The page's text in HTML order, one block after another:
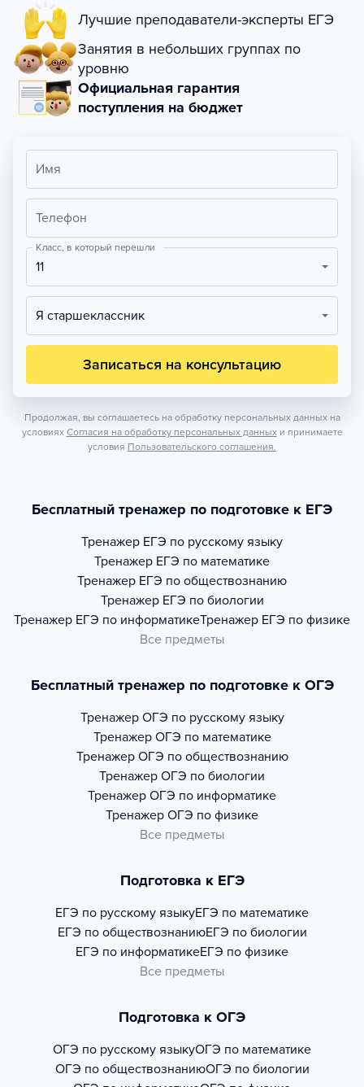
Лучшие преподаватели-эксперты ЕГЭ
Занятия в небольших группах по
уровню
Официальная гарантия
поступления на бюджет
Имя
Телефон
Класс, в который перешли
11
Я старшеклассник
Записаться на консультацию
Продолжая, вы соглашаетесь на обработку персональных данных на
условиях Согласия на обработку персональных данных и принимаете
условия Пользовательского соглашения.
Бесплатный тренажер по подготовке к ЕГЭ
Тренажер ЕГЭ по русскому языку
Тренажер ЕГЭ по математике
Тренажер ЕГЭ по обществознанию
Тренажер ЕГЭ по биологии
Тренажер ЕГЭ по информатикеТренажер ЕГЭ по физике
Все предметы
Бесплатный тренажер по подготовке к ОГЭ
Тренажер ОГЭ по русскому языку
Тренажер ОГЭ по математике
Тренажер ОГЭ по обществознанию
Тренажер ОГЭ по биологии
Тренажер ОГЭ по информатике
Тренажер ОГЭ по физике
Все предметы
Подготовка к ЕГЭ
ЕГЭ по русскому языкуЕГЭ по математике
ЕГЭ по обществознаниюЕГЭ по биологии
ЕГЭ по информатикеЕГЭ по физике
Все предметы
Подготовка к ОГЭ
ОГЭ по русскому языкуОГЭ по математике
ОГЭ по обществознаниюОГЭ по биологии